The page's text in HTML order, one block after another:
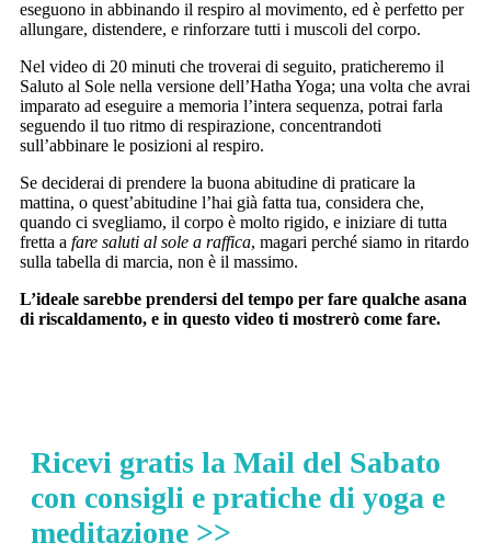
eseguono in abbinando il respiro al movimento, ed è perfetto per
allungare, distendere, e rinforzare tutti i muscoli del corpo.
Nel video di 20 minuti che troverai di seguito, praticheremo il
Saluto al Sole nella versione dell’Hatha Yoga; una volta che avrai
imparato ad eseguire a memoria l’intera sequenza, potrai farla
seguendo il tuo ritmo di respirazione, concentrandoti
sull’abbinare le posizioni al respiro.
Se deciderai di prendere la buona abitudine di praticare la
mattina, o quest’abitudine l’hai già fatta tua, considera che,
quando ci svegliamo, il corpo è molto rigido, e iniziare di tutta
fretta a fare saluti al sole a raffica, magari perché siamo in ritardo
sulla tabella di marcia, non è il massimo.
L’ideale sarebbe prendersi del tempo per fare qualche asana
di riscaldamento, e in questo video ti mostrerò come fare.
Ricevi gratis la Mail del Sabato
con consigli e pratiche di yoga e
meditazione >>